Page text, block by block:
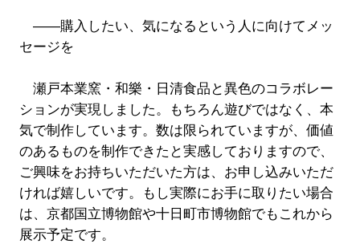
――購入したい、気になるという人に向けてメッ
セージを
瀬戸本業窯・和樂・日清食品と異色のコラボレー
ションが実現しました。もちろん遊びではなく、本
気で制作しています。数は限られていますが、価値
のあるものを制作できたと実感しておりますので、
ご興味をお持ちいただいた方は、お申し込みいただ
ければ嬉しいです。もし実際にお手に取りたい場合
は、京都国立博物館や十日町市博物館でもこれから
展示予定です。